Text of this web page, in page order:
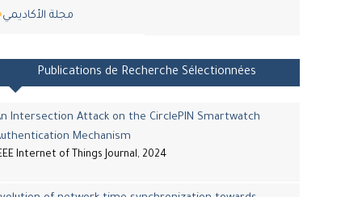
مجلة اﻷكاديمي
Publications de Recherche Sélectionnées
Intersection Attack on the CirclePIN Smartwatch
Mechanism
Internet of Things Journal, 2024